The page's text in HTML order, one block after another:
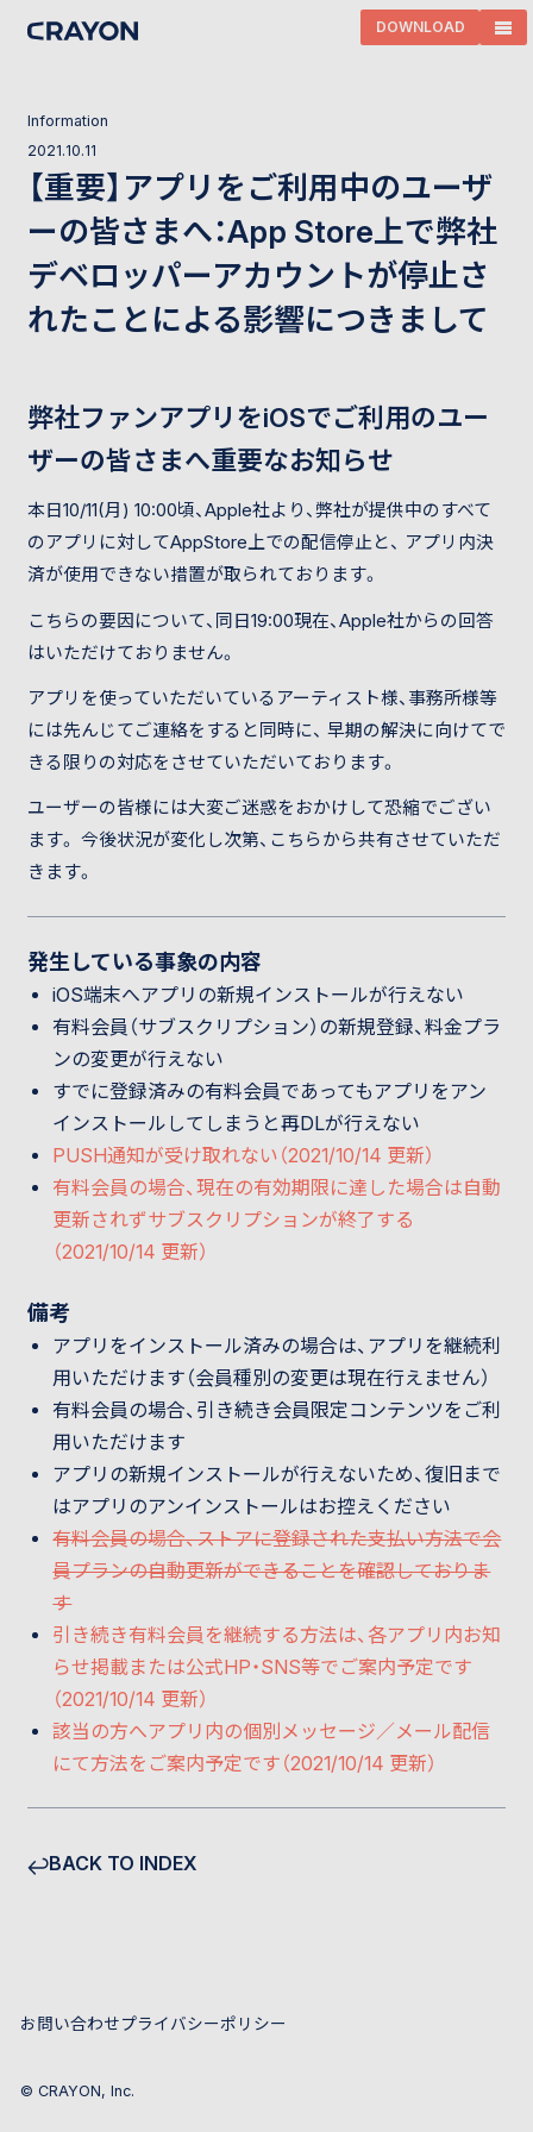
Information
2021.10.11
BACK TO INDEX
【重要】アプリをご利用中のユーザ
ーの皆さまへ：App Store上で弊社
デベロッパーアカウントが停止さ
れたことによる影響につきまして
弊社ファンアプリをiOSでご利用のユー
ザーの皆さまへ重要なお知らせ
本日10/11(月) 10:00頃、Apple社より、弊社が提供中のすべて
のアプリに対してAppStore上での配信停止と、 アプリ内決
済が使用できない措置が取られております。
こちらの要因について、同日19:00現在、Apple社からの回答
はいただけておりません。
アプリを使っていただいているアーティスト様、事務所様等
には先んじてご連絡をすると同時に、 早期の解決に向けてで
きる限りの対応をさせていただいております。
ユーザーの皆様には大変ご迷惑をおかけして恐縮でござい
ます。 今後状況が変化し次第、こちらから共有させていただ
きます。
発生している事象の内容
iOS端末へアプリの新規インストールが行えない
有料会員（サブスクリプション）の新規登録、料金プラ
ンの変更が行えない
すでに登録済みの有料会員であってもアプリをアン
インストールしてしまうと再DLが行えない
PUSH通知が受け取れない（2021/10/14 更新）
有料会員の場合、現在の有効期限に達した場合は自動
更新されずサブスクリプションが終了する
（2021/10/14 更新）
備考
アプリをインストール済みの場合は、アプリを継続利
用いただけます（会員種別の変更は現在行えません）
有料会員の場合、引き続き会員限定コンテンツをご利
用いただけます
アプリの新規インストールが行えないため、復旧まで
はアプリのアンインストールはお控えください
有料会員の場合、ストアに登録された支払い方法で会
員プランの自動更新ができることを確認しておりま
す
引き続き有料会員を継続する方法は、各アプリ内お知
らせ掲載または公式HP・SNS等でご案内予定です
（2021/10/14 更新）
該当の方へアプリ内の個別メッセージ／メール配信
にて方法をご案内予定です（2021/10/14 更新）
お問い合わせプライバシーポリシー
© CRAYON, Inc.
DOWNLOAD